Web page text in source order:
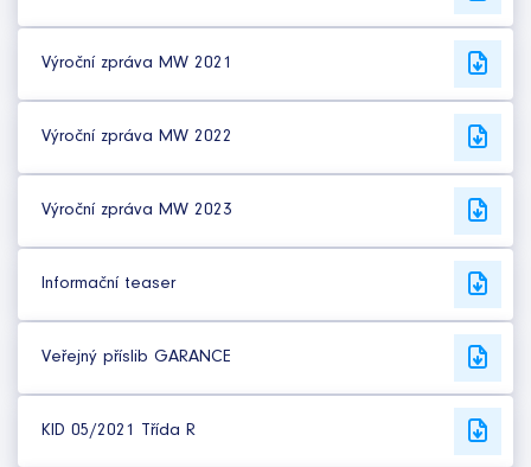
Výroční zpráva MW 2021
Výroční zpráva MW 2022
Výroční zpráva MW 2023
Informační teaser
Veřejný příslib GARANCE
KID 05/2021 Třída R